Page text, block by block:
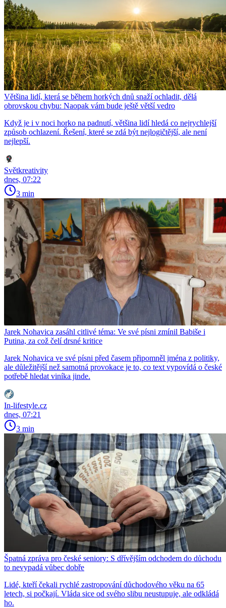
Většina lidí, která se během horkých dnů snaží ochladit, dělá
obrovskou chybu: Naopak vám bude ještě větší vedro
Když je i v noci horko na padnutí, většina lidí hledá co nejrychlejší
způsob ochlazení. Řešení, které se zdá být nejlogičtější, ale není
nejlepší.
Světkreativity
dnes, 07:22
3 min
Jarek Nohavica zasáhl citlivé téma: Ve své písni zmínil Babiše i
Putina, za což čelí drsné kritice
Jarek Nohavica ve své písni před časem připomněl jména z politiky,
ale důležitější než samotná provokace je to, co text vypovídá o české
potřebě hledat viníka jinde.
In-lifestyle.cz
dnes, 07:21
3 min
Špatná zpráva pro české seniory: S dřívějším odchodem do důchodu
to nevypadá vůbec dobře
Lidé, kteří čekali rychlé zastropování důchodového věku na 65
letech, si počkají. Vláda sice od svého slibu neustupuje, ale odkládá
ho.